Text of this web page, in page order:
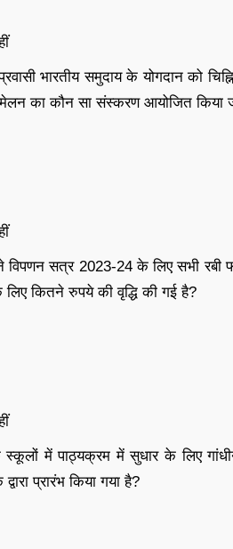
भारतीय समुदाय के योगदान को
का कौन सा संस्करण आयोजित किया
सत्र 2023-24 के लिए सभी रबी
कितने रुपये की वृद्धि की गई है?
में पाठ्यक्रम में सुधार के लिए
प्रारंभ किया गया है?